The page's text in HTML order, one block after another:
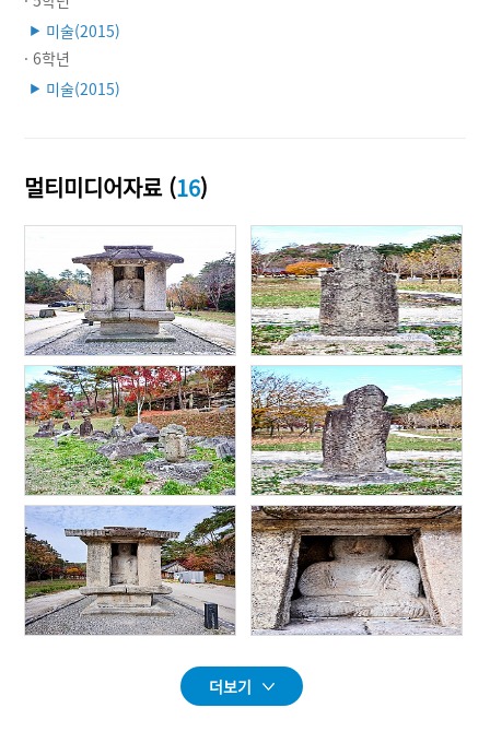
▶ 미술(2015)
· 6학년
▶ 미술(2015)
멀티미디어자료 (16)
더보기